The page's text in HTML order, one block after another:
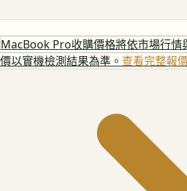
MacBook Pro收購價格將依市場行
價以實機檢測結果為準。 查看完整報